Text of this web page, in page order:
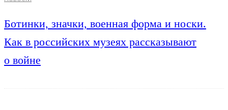
Ботинки, значки, военная форма и носки.
Как в российских музеях рассказывают
о войне